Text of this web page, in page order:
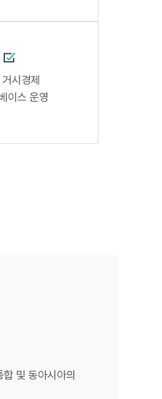
시경제
이스 운영
및 동아시아의